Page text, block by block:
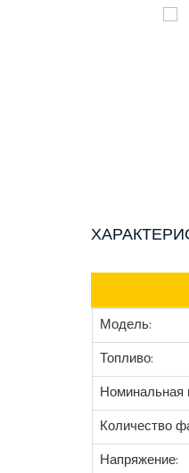
Модель:
Топливо:
Номинальная
Количество
Напряжение: